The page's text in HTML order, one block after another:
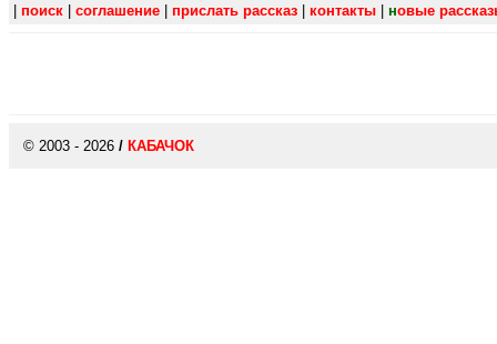
поиск соглашение прислать рассказ контакты новые
© 2003 - 2026 / КАБАЧОК